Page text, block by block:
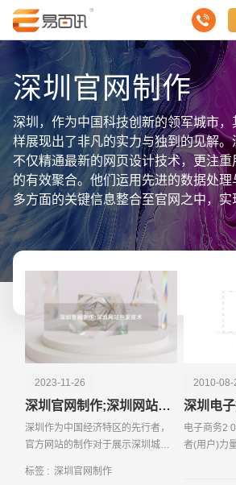
深圳官网制作
深圳，作为中国科技创新的领军城市
样展现出了非凡的实力与独到的见解。
不仅精通最新的网页设计技术，更注
的有效聚合。他们运用先进的数据处理
多方面的关键信息整合至官网之中，
精准传达。无论是企业形象展示、产
动态更新，深圳制作的官网都能以直观
用户，助力企业树立专业形象，吸引
心策划与设计的官网，企业不仅能够有
牌价值，还能在激烈的市场竞争中脱颖
机遇。
2023-11-26
深圳官网制作;深圳网站开发技术
深圳作为中国经济特区的先行者，
官方网站的制作对于展示深圳城市
有重要意义。本文将探讨深圳官网
标签 : 深圳官网制作
2010-08-
电子商务2
者(用户)力